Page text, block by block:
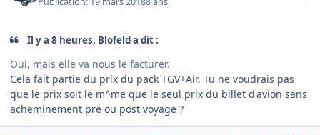
Il y a 8 heures, Blofeld a dit :
Oui, mais elle va nous le facturer.
Cela fait partie du prix du pack TGV+Air. Tu ne voudrais pas
que le prix soit le m^me que le seul prix du billet d'avion sans
acheminement pré ou post voyage ?